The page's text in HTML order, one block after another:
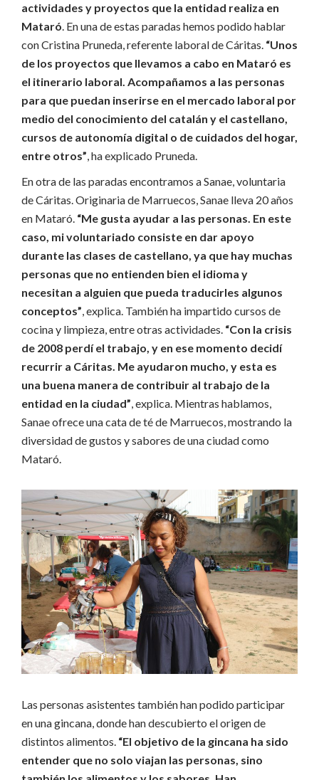
actividades y proyectos que la entidad realiza en
Mataró. En una de estas paradas hemos podido hablar
con Cristina Pruneda, referente laboral de Cáritas. “Unos
de los proyectos que llevamos a cabo en Mataró es
el itinerario laboral. Acompañamos a las personas
para que puedan inserirse en el mercado laboral por
medio del conocimiento del catalán y el castellano,
cursos de autonomía digital o de cuidados del hogar,
entre otros”, ha explicado Pruneda.
En otra de las paradas encontramos a Sanae, voluntaria
de Cáritas. Originaria de Marruecos, Sanae lleva 20 años
en Mataró. “Me gusta ayudar a las personas. En este
caso, mi voluntariado consiste en dar apoyo
durante las clases de castellano, ya que hay muchas
personas que no entienden bien el idioma y
necesitan a alguien que pueda traducirles algunos
conceptos”, explica. También ha impartido cursos de
cocina y limpieza, entre otras actividades. “Con la crisis
de 2008 perdí el trabajo, y en ese momento decidí
recurrir a Cáritas. Me ayudaron mucho, y esta es
una buena manera de contribuir al trabajo de la
entidad en la ciudad”, explica. Mientras hablamos,
Sanae ofrece una cata de té de Marruecos, mostrando la
diversidad de gustos y sabores de una ciudad como
Mataró.
Las personas asistentes también han podido participar
en una gincana, donde han descubierto el origen de
distintos alimentos. “El objetivo de la gincana ha sido
entender que no solo viajan las personas, sino